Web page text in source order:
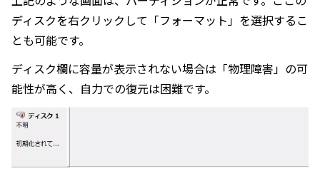
ディスクを右クリックして「フォーマット」を選択するこ
とも可能です。
ディスク欄に容量が表示されない場合は「物理障害」の可
能性が高く、自力での復元は困難です。